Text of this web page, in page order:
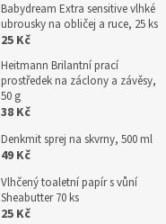
Babydream Extra sensitive vlhké
ubrousky na obličej a ruce, 25 ks
25 Kč
Heitmann Brilantní prací
prostředek na záclony a závěsy,
50 g
38 Kč
Denkmit sprej na skvrny, 500 ml
49 Kč
Vlhčený toaletní papír s vůní
Sheabutter 70 ks
25 Kč